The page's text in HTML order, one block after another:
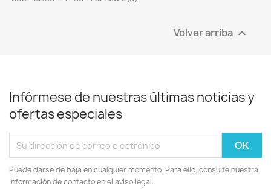
Volver arriba 
Infórmese de nuestras últimas noticias y
ofertas especiales
Puede darse de baja en cualquier momento. Para ello, consulte nuestra
información de contacto en el aviso legal.